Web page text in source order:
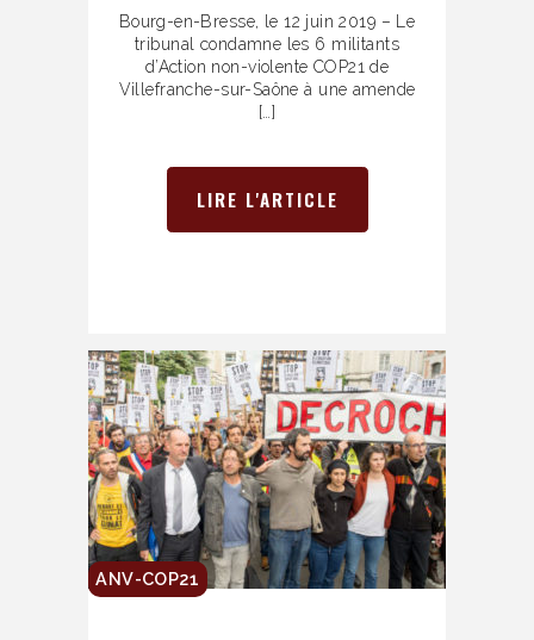
Bourg-en-Bresse, le 12 juin 2019 – Le
tribunal condamne les 6 militants
d’Action non-violente COP21 de
Villefranche-sur-Saône à une amende
[…]
LIRE L'ARTICLE
ANV-COP21